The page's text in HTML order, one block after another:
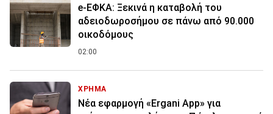
e-ΕΦΚΑ: Ξεκινά η καταβολή του
αδειοδωροσήμου σε πάνω από 90.000
οικοδόμους
02:00
ΧΡΗΜΑ
Νέα εφαρμογή «Ergani App» για